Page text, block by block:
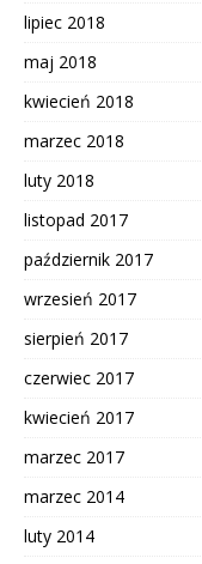
lipiec 2018
maj 2018
kwiecień 2018
marzec 2018
luty 2018
listopad 2017
październik 2017
wrzesień 2017
sierpień 2017
czerwiec 2017
kwiecień 2017
marzec 2017
marzec 2014
luty 2014